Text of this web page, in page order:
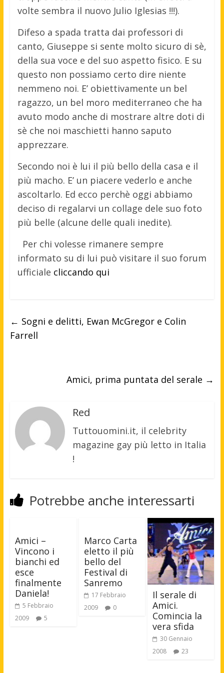
volte sembra il nuovo Julio Iglesias !!!).
Difeso a spada tratta dai professori di
canto, Giuseppe si sente molto sicuro di sè,
della sua voce e del suo aspetto fisico. E su
questo non possiamo certo dire niente
nemmeno noi. E’ obiettivamente un bel
ragazzo, un bel moro mediterraneo che ha
avuto modo anche di mostrare altre doti di
sè che noi maschietti hanno saputo
apprezzare.
Secondo noi è lui il più bello della casa e il
più macho. E’ un piacere vederlo e anche
ascoltarlo. Ed ecco perchè oggi abbiamo
deciso di regalarvi un collage dele suo foto
più belle (alcune delle quali inedite).
Per chi volesse rimanere sempre
informato su di lui può visitare il suo forum
ufficiale cliccando qui
← Sogni e delitti, Ewan McGregor e Colin
Farrell
Amici, prima puntata del serale →
Red
Tuttouomini.it, il celebrity
magazine gay più letto in Italia
!
Potrebbe anche interessarti
Amici –
Vincono i
bianchi ed
esce
finalmente
Daniela!
5 Febbraio
2009
5
Marco Carta
eletto il più
bello del
Festival di
Sanremo
17 Febbraio
2009
0
Il serale di
Amici.
Comincia la
vera sfida
30 Gennaio
2008
23